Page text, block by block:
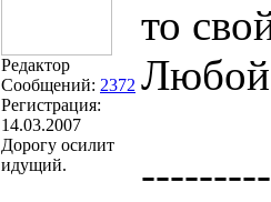
Редактор
Сообщений: 2372
Регистрация:
14.03.2007
Дорогу осилит
идущий.
то
Любой